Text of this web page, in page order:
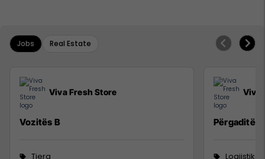
Jobs Real Estate
Viva Fresh Store
Vozitës B
Tjera
Viva
Përgaditës
Logjistikë